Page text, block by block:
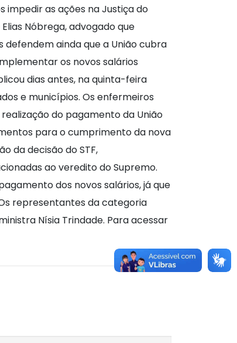
impedir as ações na Justiça do
Nóbrega, advogado que
ainda que a União cubra
os novos salários
dias antes, na quinta-feira
e municípios. Os enfermeiros
do pagamento da União
para o cumprimento da nova
da decisão do STF,
ao veredito do Supremo.
dos novos salários, já que
representantes da categoria
Nísia Trindade. Para acessar